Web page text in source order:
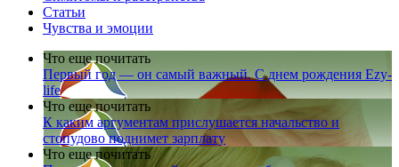
Статьи
Чувства и эмоции
Что еще почитать
Первый год — он самый важный. С днем рождения Ezy-
life
Что еще почитать
К каким аргументам прислушается начальство и
стопудово поднимет зарплату
Что еще почитать